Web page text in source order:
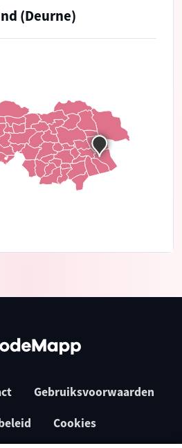
(Deurne)
Gebruiksvoorwaarden
Cookies